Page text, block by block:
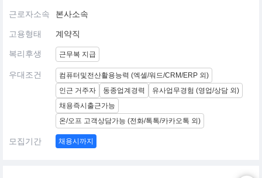
근로자소속 본사소속
고용형태 계약직
복리후생 근무복 지급
우대조건
컴퓨터및전산활용능력 (엑셀/워드/CRM/ERP 외)
인근 거주자
동종업계경력
유사업무경험 (영업/상담 외)
채용즉시출근가능
온/오프 고객상담가능 (전화/톡톡/카카오톡 외)
모집기간 채용시까지